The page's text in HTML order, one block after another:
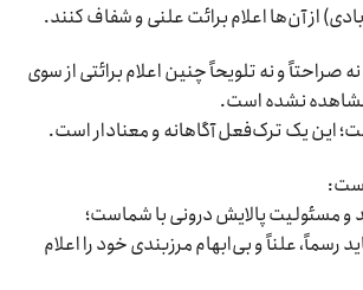
از آن‌ها اعلام برائت علنی و شفاف کنند.
نه صراحتاً و نه تلویحاً چنین اعلام برائتی از سوی
نشده است.
این یک ترک‌فعل آگاهانه و معنادار است.
و مسئولیت پالایش درونی با شماست؛
رسماً، علناً و بی‌ابهام مرزبندی خود را اعلام